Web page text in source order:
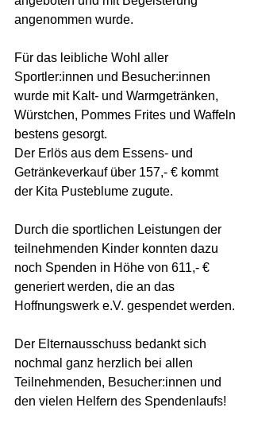
angenommen wurde.
Für das leibliche Wohl aller
Sportler:innen und Besucher:innen
wurde mit Kalt- und Warmgetränken,
Würstchen, Pommes Frites und Waffeln
bestens gesorgt.
Der Erlös aus dem Essens- und
Getränkeverkauf über 157,- € kommt
der Kita Pusteblume zugute.
Durch die sportlichen Leistungen der
teilnehmenden Kinder konnten dazu
noch Spenden in Höhe von 611,- €
generiert werden, die an das
Hoffnungswerk e.V. gespendet werden.
Der Elternausschuss bedankt sich
nochmal ganz herzlich bei allen
Teilnehmenden, Besucher:innen und
den vielen Helfern des Spendenlaufs!